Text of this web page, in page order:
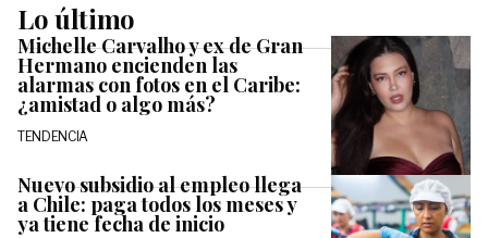
Lo último
Michelle Carvalho y ex de Gran
Hermano encienden las
alarmas con fotos en el Caribe:
¿amistad o algo más?
TENDENCIA
Nuevo subsidio al empleo llega
a Chile: paga todos los meses y
ya tiene fecha de inicio